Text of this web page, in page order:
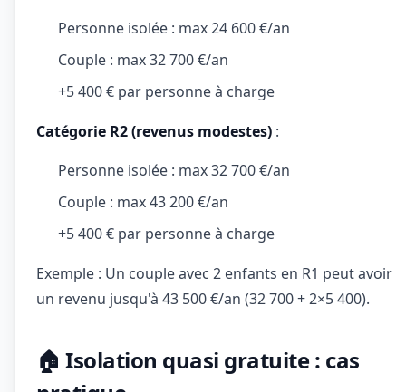
Personne isolée : max 24 600 €/an
Couple : max 32 700 €/an
+5 400 € par personne à charge
Catégorie R2 (revenus modestes) :
Personne isolée : max 32 700 €/an
Couple : max 43 200 €/an
+5 400 € par personne à charge
Exemple : Un couple avec 2 enfants en R1 peut avoir
un revenu jusqu'à 43 500 €/an (32 700 + 2×5 400).
🏠 Isolation quasi gratuite : cas